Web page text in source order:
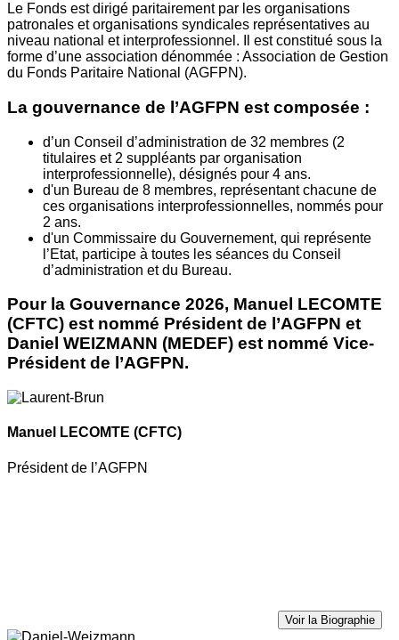
Le Fonds est dirigé paritairement par les organisations
patronales et organisations syndicales représentatives au
niveau national et interprofessionnel. Il est constitué sous la
forme d’une association dénommée : Association de Gestion
du Fonds Paritaire National (AGFPN).
La gouvernance de l’AGFPN est composée :
d’un Conseil d’administration de 32 membres (2
titulaires et 2 suppléants par organisation
interprofessionnelle), désignés pour 4 ans.
d'un Bureau de 8 membres, représentant chacune de
ces organisations interprofessionnelles, nommés pour
2 ans.
d'un Commissaire du Gouvernement, qui représente
l’Etat, participe à toutes les séances du Conseil
d’administration et du Bureau.
Pour la Gouvernance 2026, Manuel LECOMTE
(CFTC) est nommé Président de l’AGFPN et
Daniel WEIZMANN (MEDEF) est nommé Vice-
Président de l’AGFPN.
Manuel LECOMTE (CFTC)
Président de l’AGFPN
Voir la Biographie